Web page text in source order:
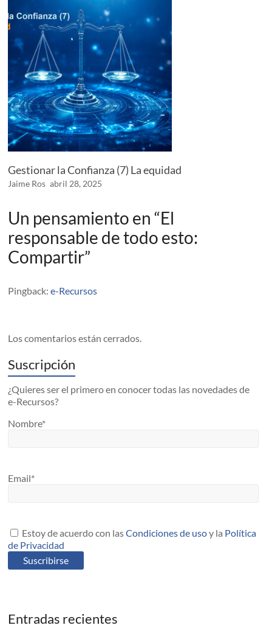
Gestionar la Confianza (7) La equidad
Jaime Ros abril 28, 2025
Un pensamiento en “El
responsable de todo esto:
Compartir”
Pingback:e-Recursos
Los comentarios están cerrados.
Suscripción
¿Quieres ser el primero en conocer todas las novedades de
e-Recursos?
Nombre*
Email*
Estoy de acuerdo con lasCondiciones de usoy la Política
de Privacidad
Entradas recientes